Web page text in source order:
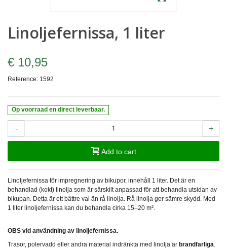
Linoljefernissa, 1 liter
€ 10,95
Reference: 1592
Op voorraad en direct leverbaar.
- +
Add to cart
Linoljefernissa för impregnering av bikupor, innehåll 1 liter. Det är en
behandlad (kokt) linolja som är särskilt anpassad för att behandla utsidan av
bikupan. Detta är ett bättre val än rå linolja. Rå linolja ger sämre skydd. Med
1 liter linoljefernissa kan du behandla cirka 15–20 m².
OBS vid användning av linoljefernissa.
Trasor, polervadd eller andra material indränkta med linolja är brandfarliga